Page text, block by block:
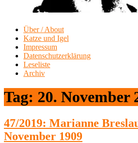
Über / About
Katze und Igel
Impressum
Datenschutzerklärung
Leseliste
Archiv
Tag: 20. November
47/2019: Marianne
November 1909